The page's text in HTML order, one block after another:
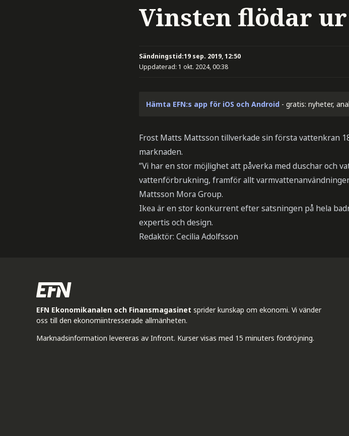
Vinsten flödar
Sändningstid:19 sep. 2019, 12:50
Uppdaterad: 1 okt. 2024, 00:38
Hämta EFN:s app för iOS och Android - gratis: nyheter,
Frost Matts Mattsson tillverkade sin första vattenkran
marknaden.
”Vi har en stor möjlighet att påverka med duschar och
vattenförbrukning, framför allt
Mattsson Mora Group.
Ikea är en stor konkurrent efter satsningen på hela
expertis och design.
Redaktör: Cecilia Adolfsson
EFN Ekonomikanalen och Finansmagasinet sprider kunskap om ekonomi. Vi vänder
oss till den ekonomiintresserade allmänheten.
Marknadsinformation levereras av Infront. Kurser visas med 15 minuters fördröjning.